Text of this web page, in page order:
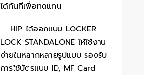
ได้ทันทีเพื่อทดแทน
HIP ได้ออกแบบ LOCKER
LOCK STANDALONE ให้ใช้งาน
ง่ายในหลากหลายรูปแบบ รองรับ
การใช้บัตรแบบ ID, MF Card